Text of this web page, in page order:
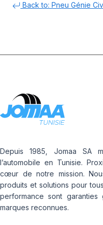
Back to: Pneu Génie
Depuis 1985, Jomaa SA
l’automobile en Tunisie.
cœur de notre mission.
produits et solutions pour
performance sont
marques reconnues.